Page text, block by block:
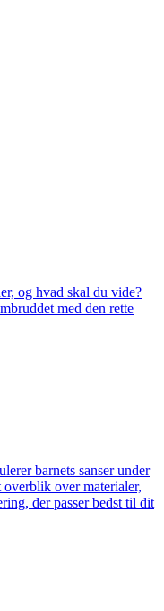
og hvad skal du vide?
med den rette
barnets sanser under
over materialer,
der passer bedst til dit